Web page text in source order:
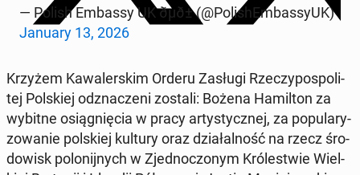
— Polish Embassy UK ðµð± (@Po­li­shEm­bas­sy­UK)
January 13, 2026
Krzyżem Ka­wa­ler­skim Orderu Zasługi Rze­czy­po­spo­li­
tej Pol­skiej od­zna­cze­ni zostali: Bożena Ha­mil­ton za
wybitne osią­gnię­cia w pracy ar­ty­stycz­nej, za po­pu­la­ry­
zo­wa­nie pol­skiej kultury oraz dzia­łal­ność na rzecz śro­
do­wisk po­lo­nij­nych w Zjed­no­czo­nym Kró­le­stwie Wiel­